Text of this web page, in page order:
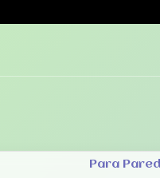
Para Pared